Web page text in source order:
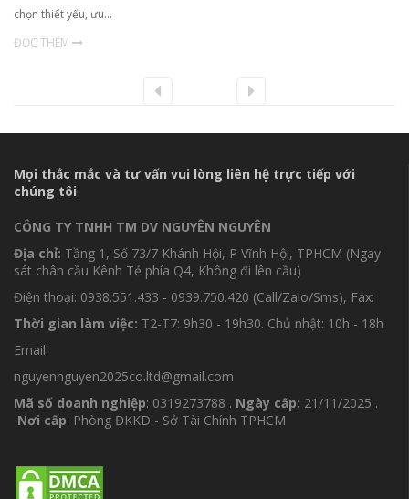
chọn thiết yếu, ưu…
ĐỌC THÊM
Mọi thắc mắc và tư vấn vui lòng liên hệ trực tiếp với
chúng tôi
CÔNG TY TNHH TM DV NGUYÊN NGUYÊN
Địa chỉ: Tầng 1, Số 73/7 Khánh Hội, P Vĩnh Hội, TPHCM (Ngay
sát chân cầu Kênh Tẻ phía Q4, Không đi lên cầu)
Điện thoại: 0938.551.433 - 0939.750.420 (Call/Zalo/Sms), Fax:
Thời gian làm việc: T2-T7: 9h30 - 19h30. Chủ nhật: 10h - 18h
Email:
nguyennguyen2025co.ltd@gmail.com
Mã số doanh nghiệp: 0319273788 . Ngày cấp: 21/11/2025 .
Nơi cấp: Phòng ĐKKD - Sở Tài Chính TPHCM